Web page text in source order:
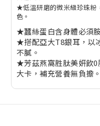
★低溫研磨的微米級珍珠粉
色。
★蠶絲蛋白含身體必須
★搭配亞大T8銀耳，以
不膩。
★芳茲燕窩胜肽美妍飲0
大卡，補充營養無負擔。